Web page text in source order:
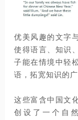
优美风趣的文字
使得语言、知识
子能在情境中轻
语，拓宽知识的广
这些富含中国文
创设了一个自